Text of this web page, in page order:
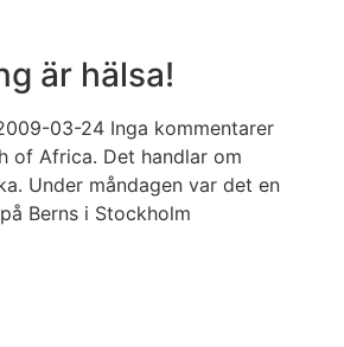
är hälsa!
03-24 Inga kommentarer
of Africa. Det handlar om
Under måndagen var det en
Berns i Stockholm